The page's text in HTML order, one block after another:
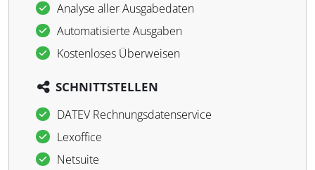
Analyse aller Ausgabedaten
Automatisierte Ausgaben
Kostenloses Überweisen
SCHNITTSTELLEN
DATEV Rechnungsdatenservice
Lexoffice
Netsuite